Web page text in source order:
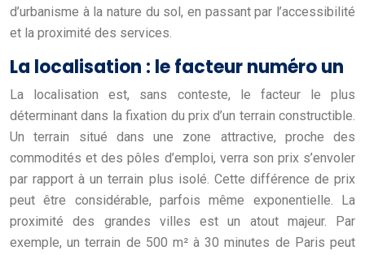
d’urbanisme à la nature du sol, en passant par l’accessibilité
et la proximité des services.
La localisation : le facteur numéro un
La localisation est, sans conteste, le facteur le plus
déterminant dans la fixation du prix d’un terrain constructible.
Un terrain situé dans une zone attractive, proche des
commodités et des pôles d’emploi, verra son prix s’envoler
par rapport à un terrain plus isolé. Cette différence de prix
peut être considérable, parfois même exponentielle. La
proximité des grandes villes est un atout majeur. Par
exemple, un terrain de 500 m² à 30 minutes de Paris peut